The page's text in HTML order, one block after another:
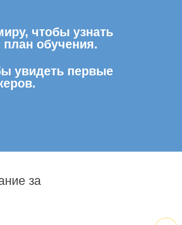
чтобы узнать
обучения.
увидеть первые
за